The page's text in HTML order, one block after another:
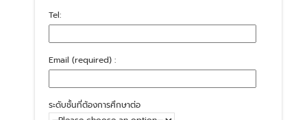
Tel:
Email (required) :
ระดับชั้นที่ต้องการศึกษาต่อ